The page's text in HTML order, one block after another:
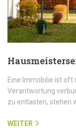
Eine Immobilie ist oft
Verantwortung
zu entlasten, stehen
WEITER